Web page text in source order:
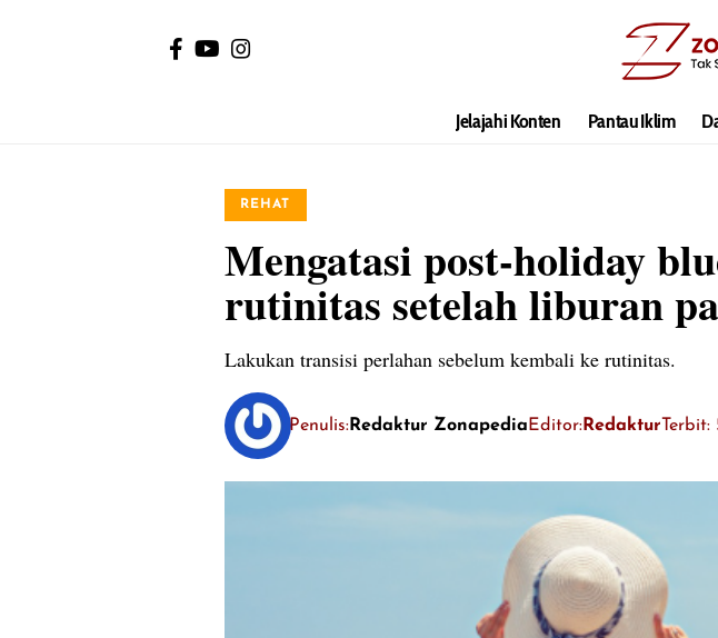
Jelajahi Konten Pantau Iklim
REHAT
Mengatasi post-holiday
rutinitas setelah liburan
Lakukan transisi perlahan sebelum kembali ke rutinitas.
Penulis:Redaktur Zonapedia Editor:Redaktur